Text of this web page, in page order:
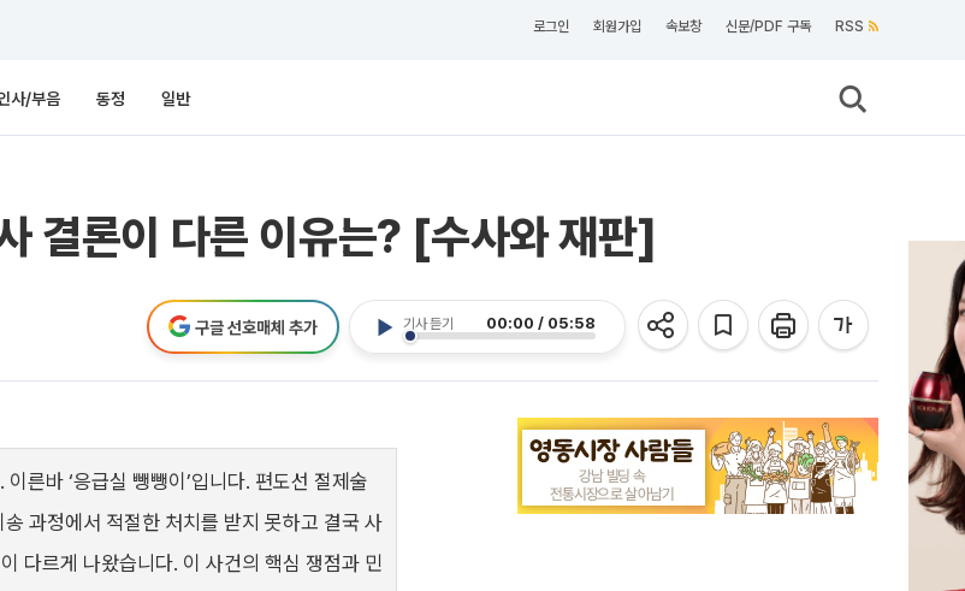
로그인 회원가입 속보창 신문/PDF 구독 RSS
사/부음 동정 일반
결론이 다른 이유는? [수사와 재판]
기사 듣기 00:00 / 05:58
구글 선호매체 추가
른바 ‘응급실 뺑뺑이’입니다. 편도선 절제술
과정에서 적절한 처치를 받지 못하고 결국 사
다르게 나왔습니다. 이 사건의 핵심 쟁점과 민